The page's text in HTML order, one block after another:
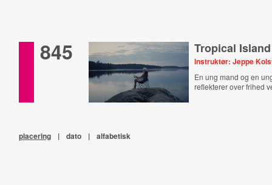
845 Tropical Island
Instruktør: Jeppe
En ung mand og en
reflekterer over frihed
placering | dato | alfabetisk